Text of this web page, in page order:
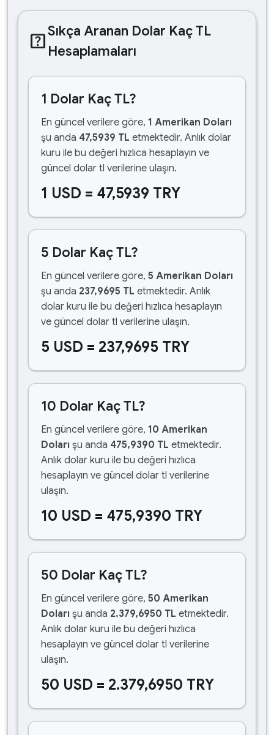
help_centerSıkça Aranan Dolar Kaç TL
Hesaplamaları
1 Dolar Kaç TL?
En güncel verilere göre, 1 Amerikan Doları
şu anda 47,5939 TL etmektedir. Anlık dolar
kuru ile bu değeri hızlıca hesaplayın ve
güncel dolar tl verilerine ulaşın.
1 USD = 47,5939 TRY
5 Dolar Kaç TL?
En güncel verilere göre, 5 Amerikan Doları
şu anda 237,9695 TL etmektedir. Anlık
dolar kuru ile bu değeri hızlıca hesaplayın
ve güncel dolar tl verilerine ulaşın.
5 USD = 237,9695 TRY
10 Dolar Kaç TL?
En güncel verilere göre, 10 Amerikan
Doları şu anda 475,9390 TL etmektedir.
Anlık dolar kuru ile bu değeri hızlıca
hesaplayın ve güncel dolar tl verilerine
ulaşın.
10 USD = 475,9390 TRY
50 Dolar Kaç TL?
En güncel verilere göre, 50 Amerikan
Doları şu anda 2.379,6950 TL etmektedir.
Anlık dolar kuru ile bu değeri hızlıca
hesaplayın ve güncel dolar tl verilerine
ulaşın.
50 USD = 2.379,6950 TRY